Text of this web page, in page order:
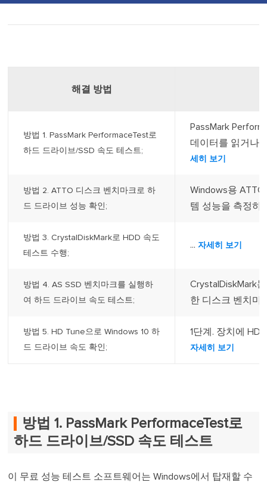
해결 방법
방법 1. PassMark PerformaceTest로
하드 드라이브/SSD 속도 테스트;
PassMark
데이터를 읽거나
세히 보기
방법 2. ATTO 디스크 벤치마크로 하
드 드라이브 성능 확인;
Windows용
템 성능을 측정하
방법 3. CrystalDiskMark로 HDD 속도
테스트 수행;
... 자세히 보기
방법 4. AS SSD 벤치마크를 실행하
여 하드 드라이브 속도 테스트;
CrystalDiskMark
한 디스크 벤치마
방법 5. HD Tune으로 Windows 10 하
드 드라이브 속도 확인;
1단계. 장치에 HD
자세히 보기
방법 1. PassMark PerformaceTest로
하드 드라이브/SSD 속도 테스트
이 무료 성능 테스트 소프트웨어는 Windows에서 탑재할 수